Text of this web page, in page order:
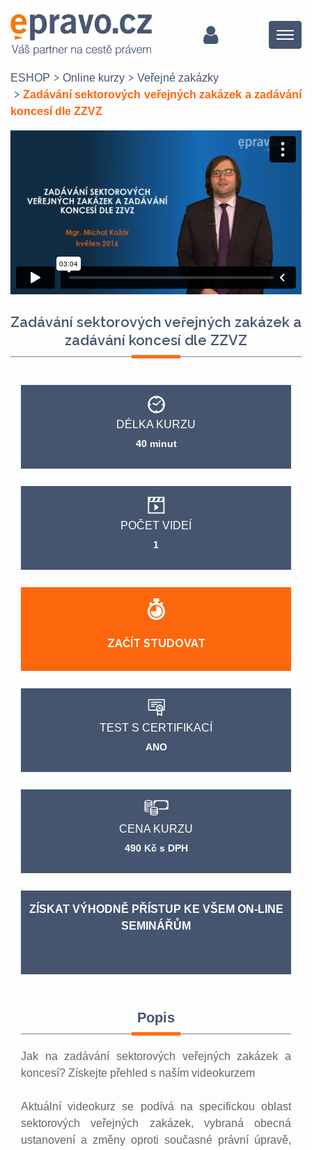
Menu
ESHOP Online kurzy
Veřejné zakázky
Zadávání sektorových veřejných zakázek a zadávání
koncesí dle ZZVZ
Zadávání sektorových veřejných zakázek a
zadávání koncesí dle ZZVZ
DÉLKA KURZU
40 minut
POČET VIDEÍ
1
ZAČÍT STUDOVAT
TEST S CERTIFIKACÍ
ANO
CENA KURZU
490 Kč s DPH
ZÍSKAT VÝHODNĚ PŘÍSTUP KE VŠEM ON-LINE
SEMINÁŘŮM
Popis
Jak na zadávání sektorových veřejných zakázek a
koncesí? Získejte přehled s naším videokurzem
Aktuální videokurz se podívá na specifickou oblast
sektorových veřejných zakázek, vybraná obecná
ustanovení a změny oproti současné právní úpravě,